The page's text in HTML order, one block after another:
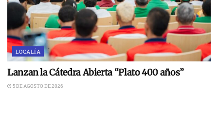
LOCALÍA
Lanzan la Cátedra Abierta “Plato 400 años”
5 DE AGOSTO DE 2026